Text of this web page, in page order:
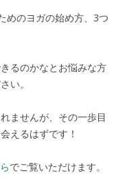
めのヨガの始め方、3つ
るのかなとお悩みな方
い。
ませんが、その一歩目
えるはずです！
でご覧いただけます。